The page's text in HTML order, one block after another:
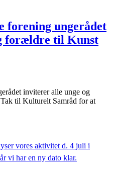
forening ungerådet
forældre til Kunst
inviterer alle unge og
til Kulturelt Samråd for at